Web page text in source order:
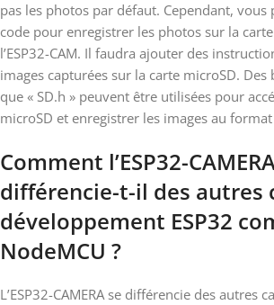
pas les photos par défaut. Cependant,
code pour enregistrer les photos sur la
l’ESP32-CAM. Il faudra ajouter des
images capturées sur la carte microSD.
que « SD.h » peuvent être utilisées pour
microSD et enregistrer les images au
Comment l’ESP32-
différencie-t-il des autres
développement ESP32
NodeMCU ?
L’ESP32-CAMERA se différencie des autres